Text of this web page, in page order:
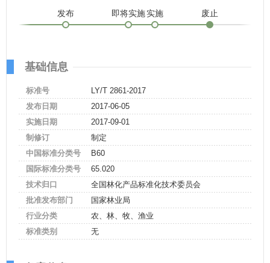
发布 即将实施实施 废止
基础信息
标准号
LY/T 2861-2017
发布日期
2017-06-05
实施日期
2017-09-01
制修订
制定
中国标准分类号
B60
国际标准分类号
65.020
技术归口
全国林化产品标准化技术委员会
批准发布部门
国家林业局
行业分类
农、林、牧、渔业
标准类别
无